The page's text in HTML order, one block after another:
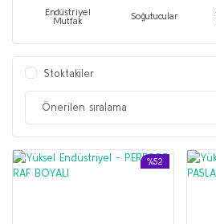
Endüstriyel
Mutfak
Soğutucular
Stoktakiler
%52